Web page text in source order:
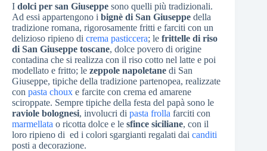
I dolci per san Giuseppe sono quelli più tradizionali.
Ad essi appartengono i bignè di San Giuseppe della
tradizione romana, rigorosamente fritti e farciti con un
delizioso ripieno di crema pasticcera; le frittelle di riso
di San Giuseppe toscane, dolce povero di origine
contadina che si realizza con il riso cotto nel latte e poi
modellato e fritto; le zeppole napoletane di San
Giuseppe, tipiche della tradizione partenopea, realizzate
con pasta choux e farcite con crema ed amarene
sciroppate. Sempre tipiche della festa del papà sono le
raviole bolognesi, involucri di pasta frolla farciti con
marmellata o ricotta dolce e le sfince siciliane, con il
loro ripieno di ed i colori sgargianti regalati dai canditi
posti a decorazione.